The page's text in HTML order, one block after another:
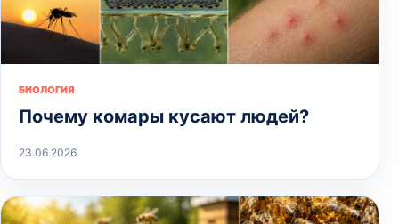
БИОЛОГИЯ
Почему комары кусают людей?
23.06.2026